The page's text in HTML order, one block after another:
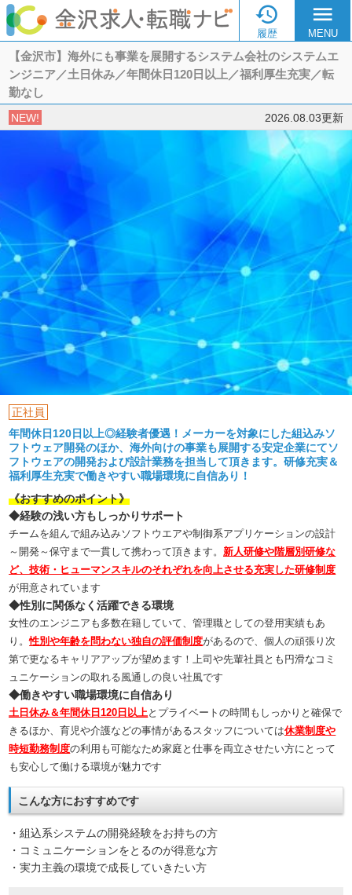

履歴
menu
MENU
【金沢市】海外にも事業を展開するシステム会社のシステムエ
ンジニア／土日休み／年間休日120日以上／福利厚生充実／転
勤なし
NEW! 2026.08.03更新
正社員
年間休日120日以上◎経験者優遇！メーカーを対象にした組込みソ
フトウェア開発のほか、海外向けの事業も展開する安定企業にてソ
フトウェアの開発および設計業務を担当して頂きます。研修充実＆
福利厚生充実で働きやすい職場環境に自信あり！
《おすすめのポイント》
◆経験の浅い方もしっかりサポート
チームを組んで組み込みソフトウエアや制御系アプリケーションの設計
～開発～保守まで一貫して携わって頂きます。新人研修や階層別研修な
ど、技術・ヒューマンスキルのそれぞれを向上させる充実した研修制度
が用意されています
◆性別に関係なく活躍できる環境
女性のエンジニアも多数在籍していて、管理職としての登用実績もあ
り。性別や年齢を問わない独自の評価制度があるので、個人の頑張り次
第で更なるキャリアアップが望めます！上司や先輩社員とも円滑なコミ
ュニケーションの取れる風通しの良い社風です
◆働きやすい職場環境に自信あり
土日休み＆年間休日120日以上 とプライベートの時間もしっかりと確保で
きるほか、育児や介護などの事情があるスタッフについては休業制度や
時短勤務制度の利用も可能なため家庭と仕事を両立させたい方にとって
も安心して働ける環境が魅力です
こんな方におすすめです
・組込系システムの開発経験をお持ちの方
・コミュニケーションをとるのが得意な方
・実力主義の環境で成長していきたい方